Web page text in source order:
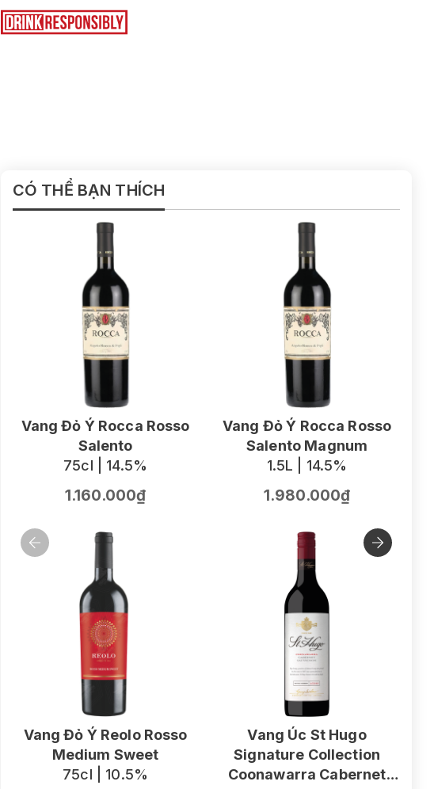
CÓ THỂ BẠN THÍCH
Vang Đỏ Ý Rocca Rosso
Salento
75cl | 14.5%
1.160.000₫
Vang Đỏ Ý Rocca Rosso
Salento Magnum
1.5L | 14.5%
1.980.000₫
Vang Đỏ Ý Reolo Rosso
Medium Sweet
75cl | 10.5%
Vang Úc St Hugo
Signature Collection
Coonawarra Cabernet